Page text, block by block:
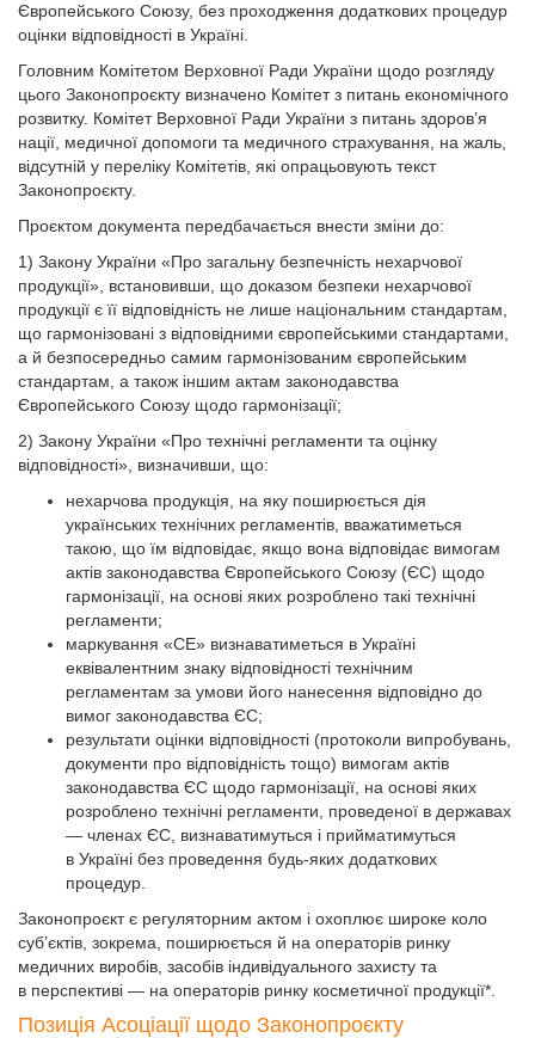
Європейського Союзу, без проходження додаткових процедур
оцінки відповідності в Україні.
Головним Комітетом Верховної Ради України щодо розгляду
цього Законопроєкту визначено Комітет з питань економічного
розвитку. Комітет Верховної Ради України з питань здоров’я
нації, медичної допомоги та медичного страхування, на жаль,
відсутній у переліку Комітетів, які опрацьовують текст
Законопроєкту.
Проєктом документа передбачається внести зміни до:
1) Закону України «Про загальну безпечність нехарчової
продукції», встановивши, що доказом безпеки нехарчової
продукції є її відповідність не лише національним стандартам,
що гармонізовані з відповідними європейськими стандартами,
а й безпосередньо самим гармонізованим європейським
стандартам, а також іншим актам законодавства
Європейського Союзу щодо гармонізації;
2) Закону України «Про технічні регламенти та оцінку
відповідності», визначивши, що:
нехарчова продукція, на яку поширюється дія
українських технічних регламентів, вважатиметься
такою, що їм відповідає, якщо вона відповідає вимогам
актів законодавства Європейського Союзу (ЄС) щодо
гармонізації, на основі яких розроблено такі технічні
регламенти;
маркування «СЕ» визнаватиметься в Україні
еквівалентним знаку відповідності технічним
регламентам за умови його нанесення відповідно до
вимог законодавства ЄС;
результати оцінки відповідності (протоколи випробувань,
документи про відповідність тощо) вимогам актів
законодавства ЄС щодо гармонізації, на основі яких
розроблено технічні регламенти, проведеної в державах
— членах ЄС, визнаватимуться і прийматимуться
в Україні без проведення будь-яких додаткових
процедур.
Законопроєкт є регуляторним актом і охоплює широке коло
суб’єктів, зокрема, поширюється й на операторів ринку
медичних виробів, засобів індивідуального захисту та
в перспективі — на операторів ринку косметичної продукції*.
Позиція Асоціації щодо Законопроєкту